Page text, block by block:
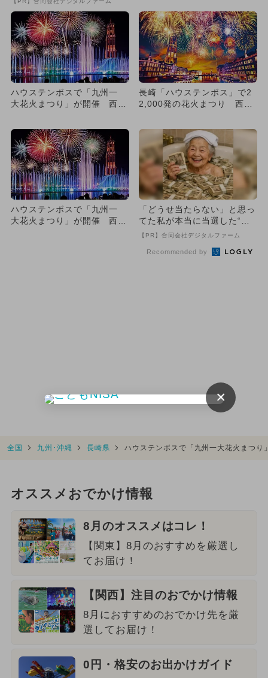
ハウステンボスで「九州一
大花火まつり」が開催 西日
長崎「ハウステンボス」で2
2,000発の花火まつり 西日
ハウステンボスで「九州一
大花火まつり」が開催 西日
「どうせ当たらない」と思っ
てた私が本当に当選した“買
い方”がこれ
【PR】合同会社デジタルファーム
Recommended by
全国 九州･沖縄 長崎県 ハウステンボスで「九州一大花火まつ
オススメおでかけ情報
8月のオススメはコレ！
【関東】8月のおすすめを厳選し
てお届け！
【関西】注目のおでかけ情報
8月におすすめのおでかけ先を厳
選してお届け！
0円・格安のお出かけガイド
×